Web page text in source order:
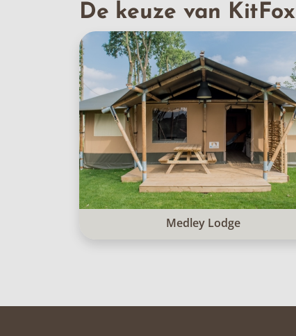
De keuze van KitFox
Medley Lodge